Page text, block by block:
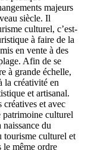
majeurs
siècle. Il
culturel, c’est-
à faire de la
en vente à des
Afin de se
à grande échelle,
la créativité en
et artisanal.
créatives et avec
patrimoine culturel
du
tourisme culturel et
le même ordre